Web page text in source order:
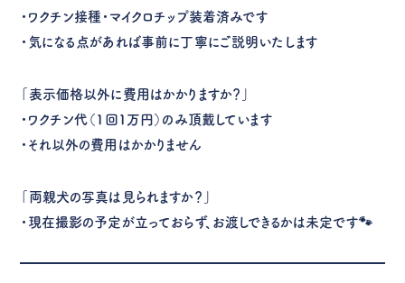
・ワクチン接種・マイクロチップ装着済みです
・気になる点があれば事前に丁寧にご説明いたします
「表示価格以外に費用はかかりますか？」
・ワクチン代（1回1万円）のみ頂戴しています
・それ以外の費用はかかりません
「両親犬の写真は見られますか？」
・現在撮影の予定が立っておらず、お渡しできるかは未定です🐾